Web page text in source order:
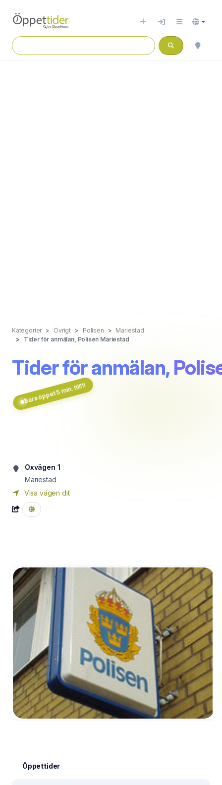
Kategorier Övrigt Polisen
Mariestad
Tider för anmälan, Polisen Mariestad
Tider för anmälan,
Bara öppet 5 min. till!!!
Oxvägen 1
Mariestad
Visa vägen dit
Öppettider